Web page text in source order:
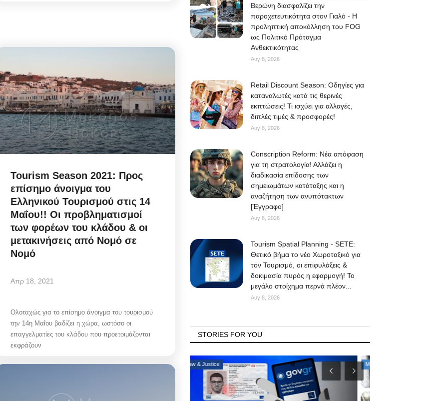
Tourism Season 2021: Προς
επίσημο άνοιγμα του
Ελληνικού Τουρισμού στις 14
Μαΐου!! Οι προβληματισμοί
των φορέων του κλάδου & οι
μετακινήσεις από Νομό σε
Νομό
Απρ 18, 2021
Ολοταχώς για το επίσημο άνοιγμα του τουρισμού
την 14η Μαΐου βαδίζει η χώρα, ωστόσο οι
επαγγελματίες του κλάδου που προετοιμάζονται
εκφράζουν
Βερώνη διασφαλίζει την
παροχετευτικότητα στον Γιαλό - Η
προληπτική αποκόλληση του FOG
ως Πολιτικό Πρόταγμα
Ανθεκτικότητας
Αυγ 8, 2026
Retail Discount Season: Οδηγίες για
καταναλωτές κατά τις θερινές
εκπτώσεις! Τι ισχύει για αλλαγές,
διπλές τιμές & προσφορές!
Αυγ 8, 2026
Conscription Reform: Νέα απόφαση
για τη στρατολογία! Αλλάζει η
διαδικασία επίδοσης των
σημειωμάτων κατάταξης και η
αναζήτηση των ανυπότακτων
[Έγγραφο]
Αυγ 8, 2026
Tourism Spatial Planning - SETE:
Θετικό βήμα το νέο Χωροταξικό για
τον Τουρισμό, οι επιφυλάξεις &
δοκιμασία πυρός η εφαρμογή! Το
μεγάλο στοίχημα περνά πλέον...
Αυγ 8, 2026
STORIES FOR YOU
Law & Justice Mykonos Δ.Ε.Υ.Α. Μυκόνου